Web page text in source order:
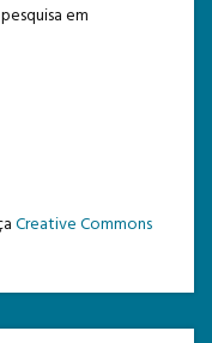
em
Creative Commons